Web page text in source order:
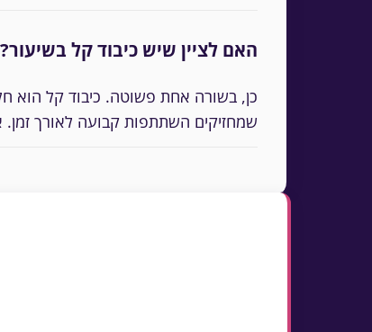
האם לציין שיש כיבוד קל בשיעור?
כן, בשורה אחת פשוטה. כיבוד קל הוא
שמחזיקים השתתפות קבועה לאורך זמן.